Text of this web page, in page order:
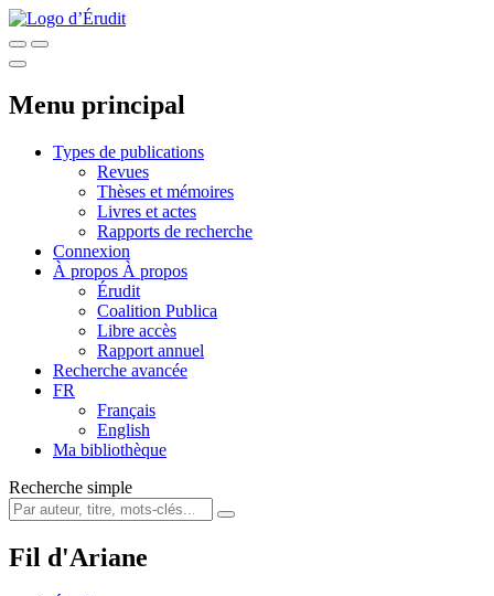
Menu principal
Types de publications
Revues
Thèses et mémoires
Livres et actes
Rapports de recherche
Connexion
À propos À propos
Érudit
Coalition Publica
Libre accès
Rapport annuel
Recherche avancée
FR
Français
English
Ma bibliothèque
Recherche simple
Fil d'Ariane